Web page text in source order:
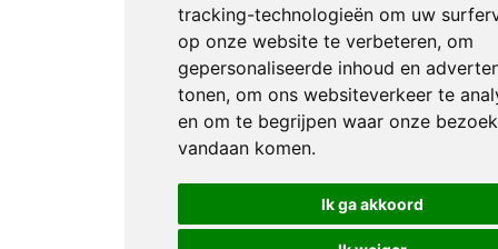
tracking-technologieën om uw
op onze website te verbeteren, om
gepersonaliseerde inhoud en
tonen, om ons websiteverkeer te
en om te begrijpen waar onze
vandaan komen.
Ik ga akkoord